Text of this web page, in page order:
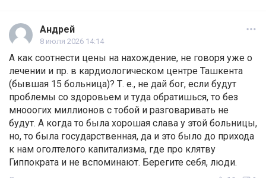
Андрей
8 июля 2026 14:14
А как соотнести цены на нахождение, не говоря уже о
лечении и пр. в кардиологическом центре Ташкента
(бывшая 15 больница)? Т. е., не дай бог, если будут
проблемы со здоровьем и туда обратишься, то без
мнооогих миллионов с тобой и разговаривать не
будут. А когда то была хорошая слава у этой больницы,
но, то была государственная, да и это было до прихода
к нам оголтелого капитализма, где про клятву
Гиппократа и не вспоминают. Берегите себя, люди.